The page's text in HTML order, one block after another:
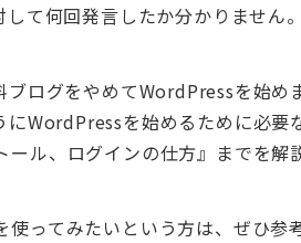
て何回発言したか分かりません
ブログをやめてWordPressを始
にWordPressを始めるために必
ル、ログインの仕方』までを解
使ってみたいという方は、ぜひ参